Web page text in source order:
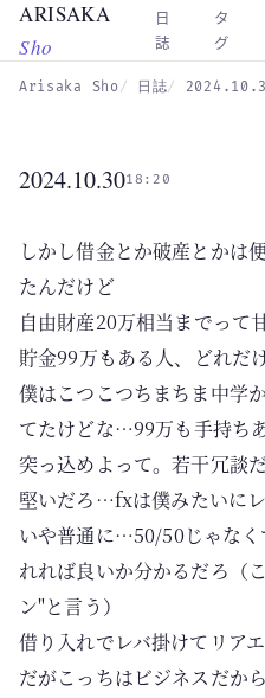
Skip to main content
ARISAKA
Sho
日
誌
タ
グ
Arisaka Sho 日誌
2024.10.3018:20
しかし借金とか破産とかは
たんだけど
自由財産20万相当までって
貯金99万もある人、どれだ
僕はこつこつちまちま中学
てたけどな…99万も手持ち
突っ込めよって。若干冗談
堅いだろ…fxは僕みたいにレ
いや普通に…50/50じゃな
れれば良いか分かるだろ（
ン"と言う）
借り入れでレバ掛けてリア
だがこっちはビジネスだか